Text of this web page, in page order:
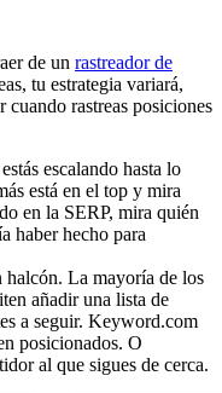
de un rastreador de
tu estrategia variará,
cuando rastreas posiciones
escalando hasta lo
está en el top y mira
en la SERP, mira quién
haber hecho para
La mayoría de los
añadir una lista de
a seguir. Keyword.com
posicionados. O
al que sigues de cerca.